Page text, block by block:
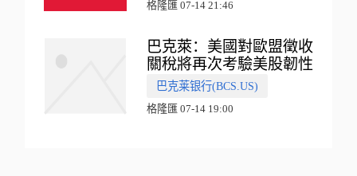
格隆匯 07-14 21:46
巴克萊：美國對歐盟徵收
關稅將再次考驗美股韌性
巴克莱银行(BCS.US)
格隆匯 07-14 19:00